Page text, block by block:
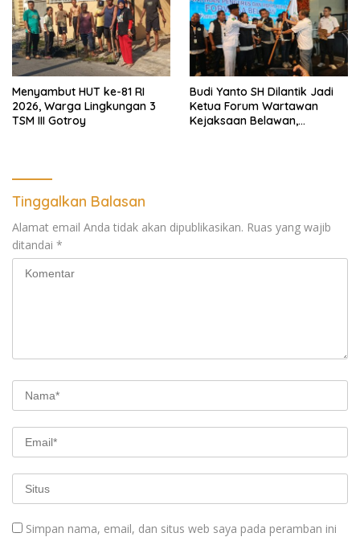
Menyambut HUT ke-81 RI
2026, Warga Lingkungan 3
TSM III Gotroy
Budi Yanto SH Dilantik Jadi
Ketua Forum Wartawan
Kejaksaan Belawan,
Tinggalkan Balasan
Alamat email Anda tidak akan dipublikasikan. Ruas yang wajib
ditandai *
Simpan nama, email, dan situs web saya pada peramban ini